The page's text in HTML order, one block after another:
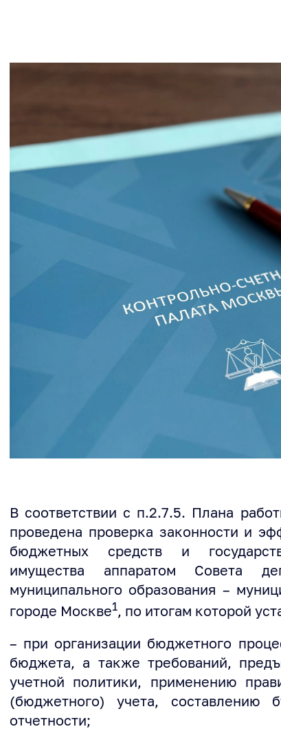
В соответствии с п.2.7.5. Плана
проведена проверка законности и
бюджетных средств и
имущества аппаратом Совета
муниципального образования –
городе Москве1, по итогам которой
– при организации бюджетного
бюджета, а также требований,
учетной политики, применению
(бюджетного) учета, составлению
отчетности;